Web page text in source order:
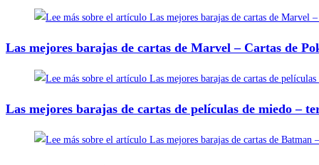
Las mejores barajas de cartas de Marvel – Cartas de
Las mejores barajas de cartas de películas de miedo –